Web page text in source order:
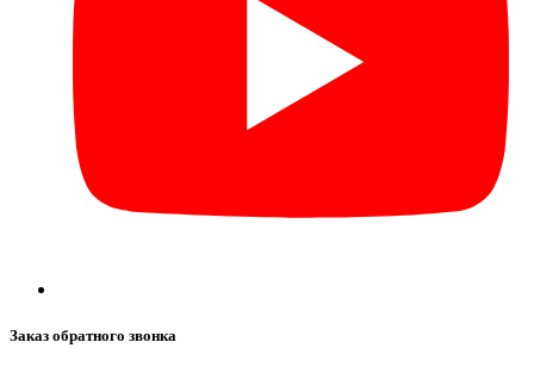
Заказ обратного звонка